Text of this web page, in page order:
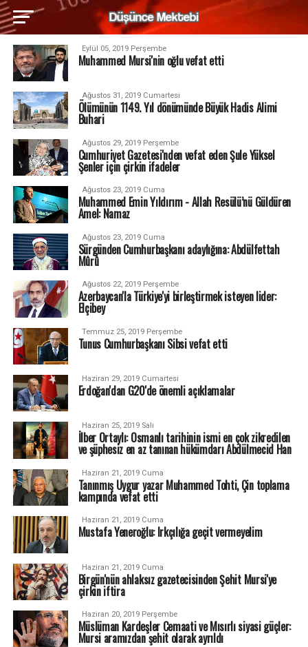
Eylül 05, 2019 Perşembe
Muhammed Mursi'nin oğlu vefat etti
Ağustos 31, 2019 Cumartesi
Ölümünün 1149. Yıl dönümünde Büyük Hadis Alimi
Buhari
Ağustos 29, 2019 Perşembe
Cumhuriyet Gazetesi'nden vefat eden Şule Yüksel
Şenler için çirkin ifadeler
Ağustos 23, 2019 Cuma
Muhammed Emin Yıldırım - Allah Resülü’nü Güldüren
Amel: Namaz
Ağustos 23, 2019 Cuma
Sürgünden Cumhurbaşkanı adaylığına: Abdülfettah
Mûrû
Ağustos 22, 2019 Perşembe
Azerbaycan'la Türkiye'yi birleştirmek isteyen lider:
Elçibey
Temmuz 25, 2019 Perşembe
Tunus Cumhurbaşkanı Sibsi vefat etti
Haziran 29, 2019 Cumartesi
Erdoğan'dan G20'de önemli açıklamalar
Haziran 25, 2019 Salı
İlber Ortaylı: Osmanlı tarihinin ismi en çok zikredilen
ve şüphesiz en az tanınan hükümdarı Abdülmecid Han
Haziran 21, 2019 Cuma
Tanınmış Uygur yazar Muhammed Tohti, Çin toplama
kampında vefat etti
Haziran 21, 2019 Cuma
Mustafa Yeneroğlu: Irkçılığa geçit vermeyelim
Haziran 21, 2019 Cuma
Birgün'nün ahlaksız gazetecisinden Şehit Mursi'ye
çirkin iftira
Haziran 20, 2019 Perşembe
Müslüman Kardeşler Cemaati ve Mısırlı siyasi güçler:
Mursi aramızdan şehit olarak ayrıldı